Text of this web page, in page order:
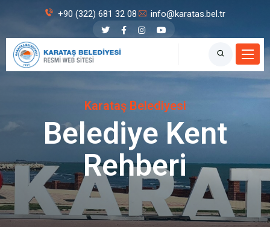
+90 (322) 681 32 08 info@karatas.bel.tr
Karataş Belediyesi
Belediye Kent
Rehberi